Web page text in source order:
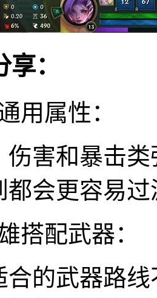
：
用属性：
伤害和暴击
都会更容易过
搭配武器：
合的武器路